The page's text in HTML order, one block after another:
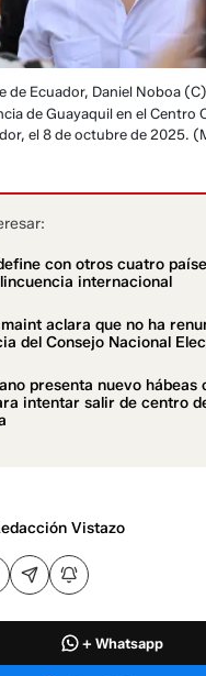
de Ecuador, Daniel Noboa
de Guayaquil en el Centro
el 8 de octubre de 2025.
con otros cuatro
internacional
aclara que no ha
del Consejo Nacional
presenta nuevo hábeas
intentar salir de centro
Vistazo
+ Whatsapp